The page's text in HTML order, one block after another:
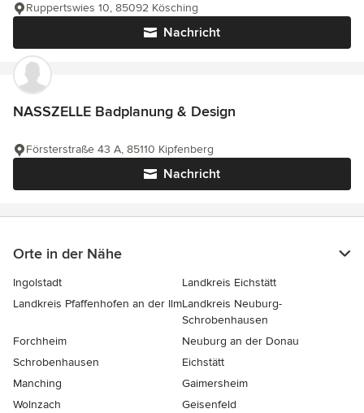
Nachricht
Ruppertswies 10, 85092 Kösching
NASSZELLE Badplanung & Design
Nachricht
Försterstraße 43 A, 85110 Kipfenberg
Orte in der Nähe
Ingolstadt
Landkreis Eichstätt
Landkreis Pfaffenhofen an der IlmLandkreis Neuburg-
Schrobenhausen
Forchheim
Neuburg an der Donau
Schrobenhausen
Eichstätt
Manching
Gaimersheim
Wolnzach
Geisenfeld